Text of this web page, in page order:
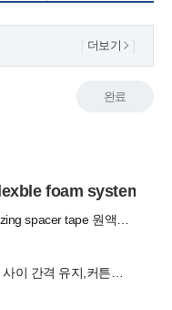
더보기
foam system
완료